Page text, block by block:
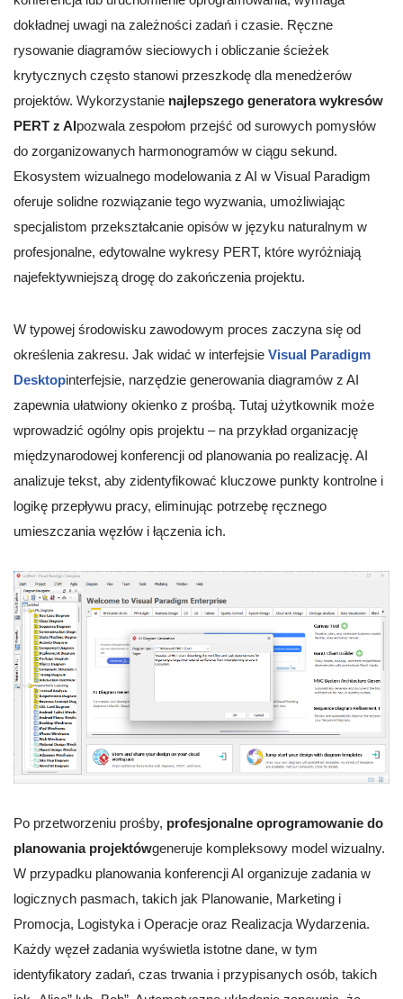
dokładnej uwagi na zależności zadań i czasie. Ręczne
rysowanie diagramów sieciowych i obliczanie ścieżek
krytycznych często stanowi przeszkodę dla menedżerów
projektów. Wykorzystanie najlepszego generatora wykresów
PERT z AIpozwala zespołom przejść od surowych pomysłów
do zorganizowanych harmonogramów w ciągu sekund.
Ekosystem wizualnego modelowania z AI w Visual Paradigm
oferuje solidne rozwiązanie tego wyzwania, umożliwiając
specjalistom przekształcanie opisów w języku naturalnym w
profesjonalne, edytowalne wykresy PERT, które wyróżniają
najefektywniejszą drogę do zakończenia projektu.
W typowej środowisku zawodowym proces zaczyna się od
określenia zakresu. Jak widać w interfejsie Visual Paradigm
Desktopinterfejsie, narzędzie generowania diagramów z AI
zapewnia ułatwiony okienko z prośbą. Tutaj użytkownik może
wprowadzić ogólny opis projektu – na przykład organizację
międzynarodowej konferencji od planowania po realizację. AI
analizuje tekst, aby zidentyfikować kluczowe punkty kontrolne i
logikę przepływu pracy, eliminując potrzebę ręcznego
umieszczania węzłów i łączenia ich.
Po przetworzeniu prośby, profesjonalne oprogramowanie do
planowania projektówgeneruje kompleksowy model wizualny.
W przypadku planowania konferencji AI organizuje zadania w
logicznych pasmach, takich jak Planowanie, Marketing i
Promocja, Logistyka i Operacje oraz Realizacja Wydarzenia.
Każdy węzeł zadania wyświetla istotne dane, w tym
identyfikatory zadań, czas trwania i przypisanych osób, takich